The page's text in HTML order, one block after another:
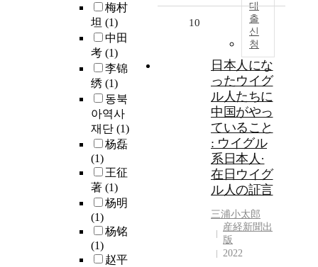
梅村
坦 (1)
中田
考 (1)
李锦
绣 (1)
동북
아역사
재단 (1)
杨磊
(1)
王征
著 (1)
杨明
(1)
杨铭
(1)
赵平
대
출
신
청
10
日本人にな
ったウイグ
ル人たちに
中国がやっ
ていること
: ウイグル
系日本人·
在日ウイグ
ル人の証言
三浦小太郎
産経新聞出
版
2022